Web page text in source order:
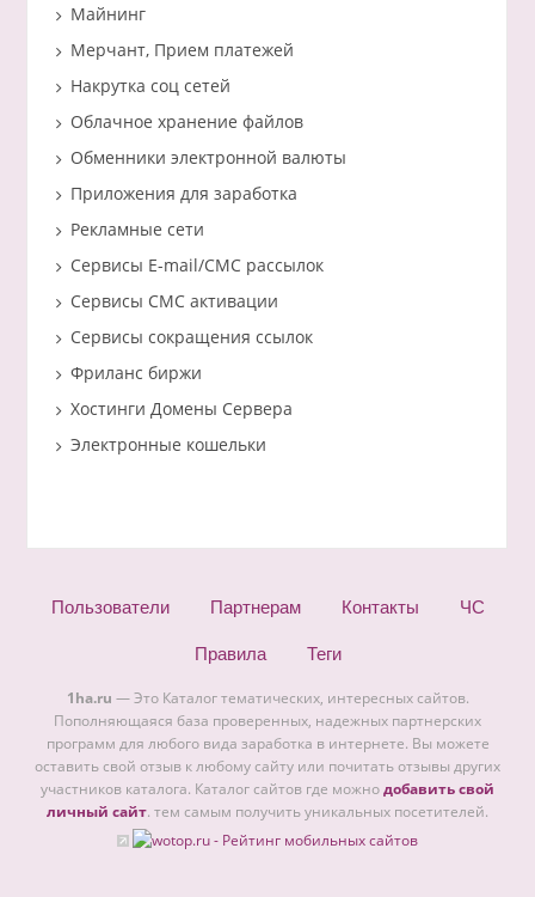
Майнинг
Мерчант, Прием платежей
Накрутка соц сетей
Облачное хранение файлов
Обменники электронной валюты
Приложения для заработка
Рекламные сети
Сервисы E-mail/СМС рассылок
Сервисы СМС активации
Сервисы сокращения ссылок
Фриланс биржи
Хостинги Домены Сервера
Электронные кошельки
Пользователи Партнерам Контакты ЧС
Правила Теги
1ha.ru — Это Каталог тематических, интересных сайтов.
Пополняющаяся база проверенных, надежных партнерских
программ для любого вида заработка в интернете. Вы можете
оставить свой отзыв к любому сайту или почитать отзывы других
участников каталога. Каталог сайтов где можнодобавить свой
личный сайт. тем самым получить уникальных посетителей.